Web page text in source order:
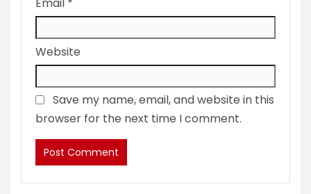
Email *
Website
Save my name, email, and website in this
browser for the next time I comment.